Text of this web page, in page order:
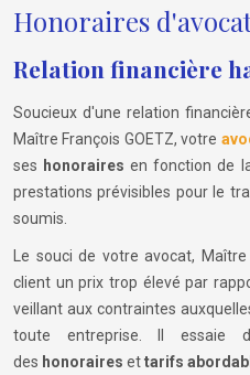
Honoraires
Relation financière
Soucieux d'une relation
Maître François GOETZ, votre
ses honoraires en fonction de
prestations prévisibles pour le
soumis.
Le souci de votre avocat,
client un prix trop élevé par
veillant aux contraintes
toute entreprise. Il essaie
des honoraires ettarifs